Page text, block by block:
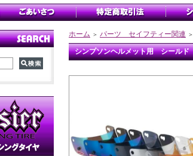
ホーム ＞ パーツ セイフティー関連 ＞
シンプソンヘルメット用 シールド